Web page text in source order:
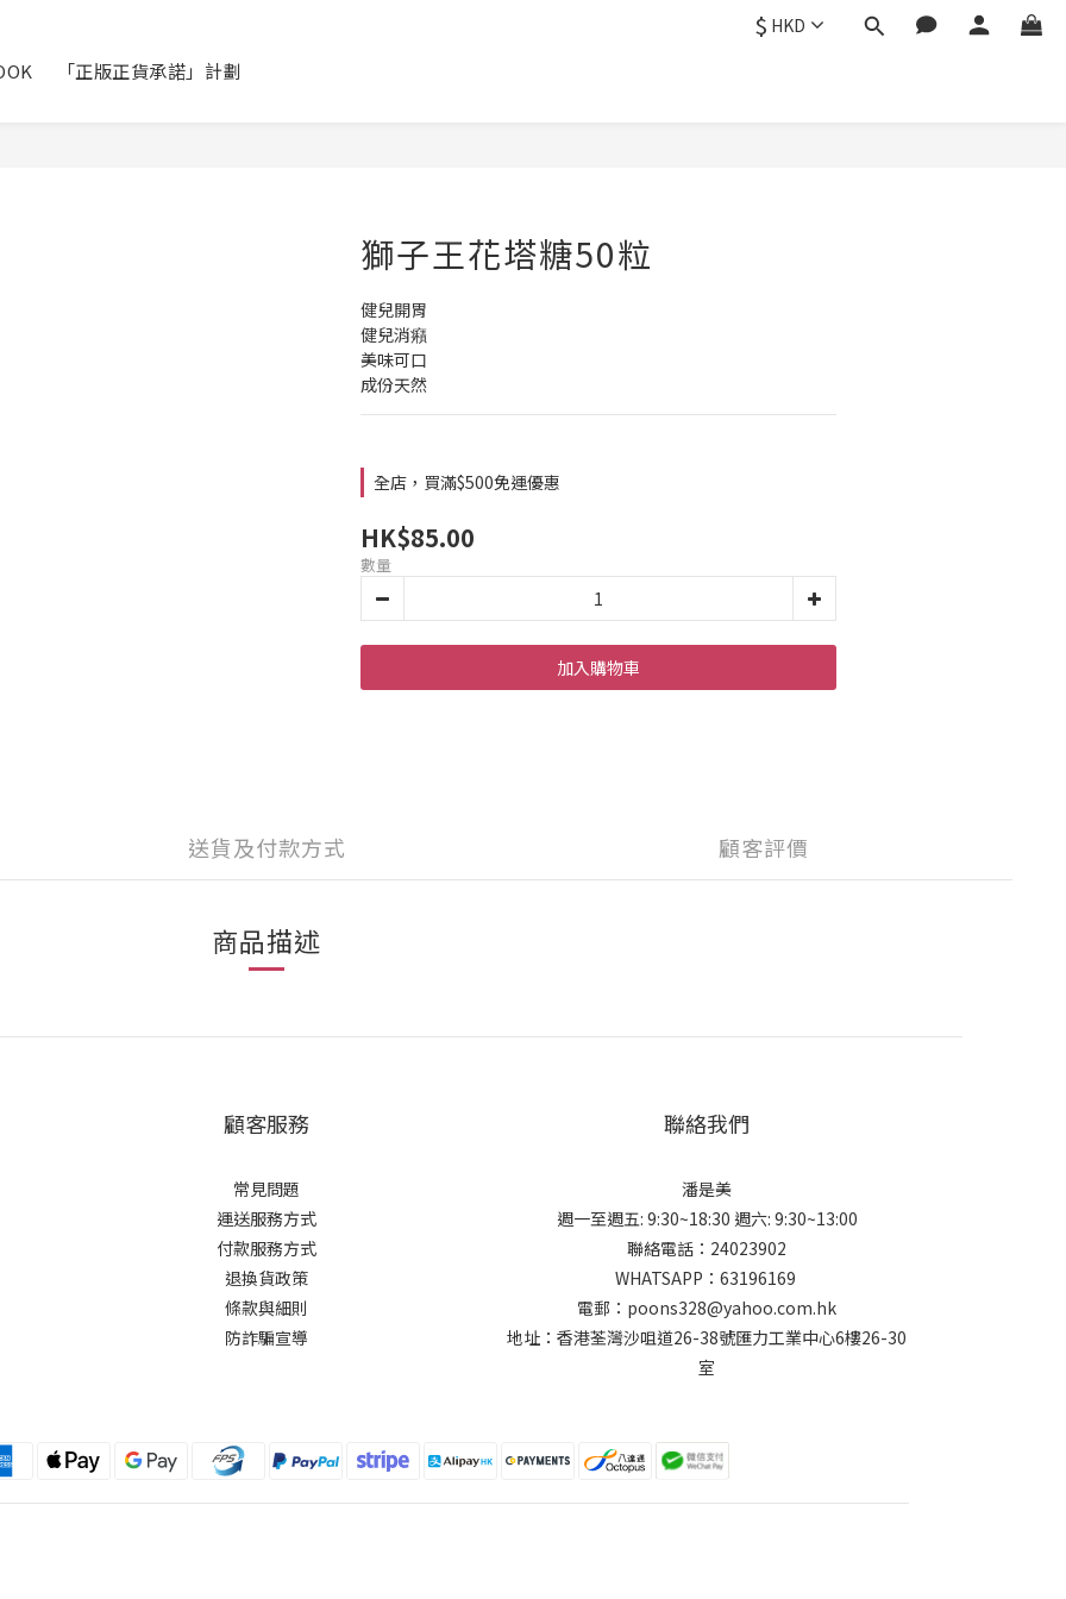
$ HKD
「正版正貨承諾」計劃
獅子王花塔糖50粒
健兒開胃
健兒消癪
美味可口
成份天然
全店，買滿$500免運優惠
HK$85.00
數量
加入購物車
送貨及付款方式 顧客評價
商品描述
顧客服務
常見問題
運送服務方式
付款服務方式
退換貨政策
條款與細則
防詐騙宣導
聯絡我們
潘是美
週一至週五: 9:30~18:30 週六: 9:30~13:00
聯絡電話：24023902
WHATSAPP：63196169
電郵：poons328@yahoo.com.hk
地址：香港荃灣沙咀道26-38號匯力工業中心6樓26-30
室